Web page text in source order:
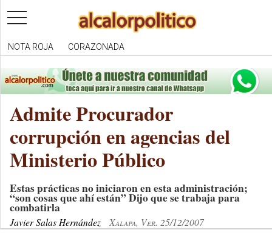
toggle
navigation
NOTA ROJA CORAZONADA
Admite Procurador
corrupción en agencias del
Ministerio Público
Estas prácticas no iniciaron en esta administración;
“son cosas que ahí están” Dijo que se trabaja para
combatirla
Javier Salas Hernández Xalapa, Ver. 25/12/2007